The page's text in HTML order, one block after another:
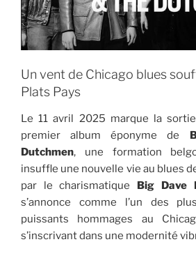
Un vent de Chicago blues
Plats Pays
Le 11 avril 2025 marque la
premier album éponyme de
Dutchmen, une formation
insuffle une nouvelle vie au blues
par le charismatique Big Dave
s’annonce comme l’un des
puissants hommages au
s’inscrivant dans une modernité